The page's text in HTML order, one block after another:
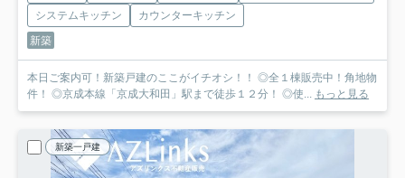
システムキッチン
カウンターキッチン
新築
本日ご案内可！新築戸建のここがイチオシ！！ ◎全１棟販売中！角地物
件！ ◎京成本線「京成大和田」駅まで徒歩１２分！ ◎使... もっと見る
新築一戸建